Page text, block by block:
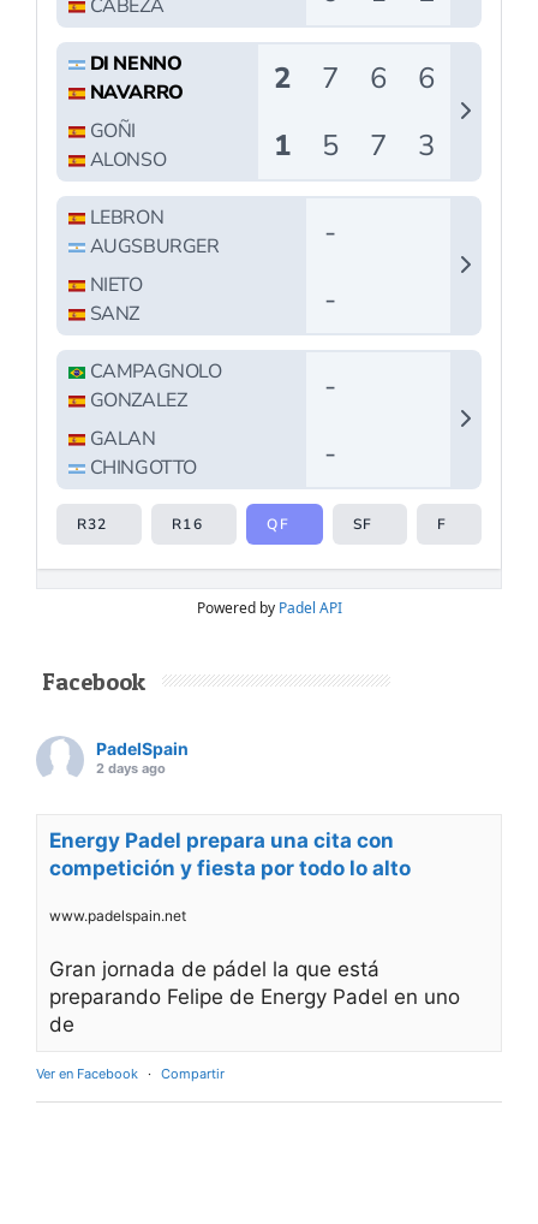
Powered by Padel API
Facebook
PadelSpain
2 days ago
Energy Padel prepara una cita con
competición y fiesta por todo lo alto
www.padelspain.net
Gran jornada de pádel la que está
preparando Felipe de Energy Padel en uno
de
Ver en Facebook · Compartir